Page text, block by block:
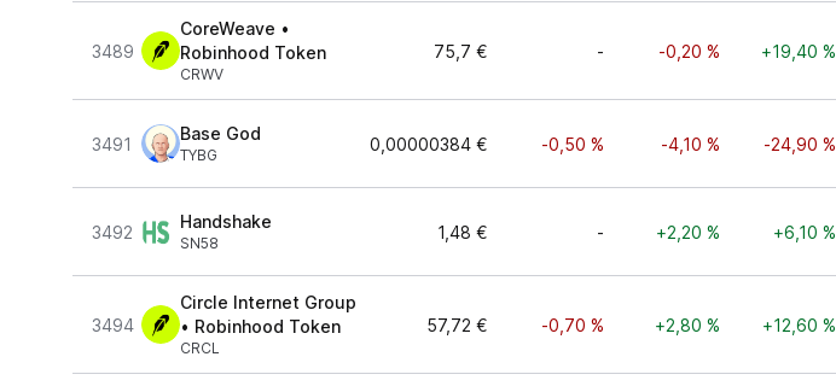
3489
CoreWeave •
Robinhood Token
CRWV
75,7 € - -0,20 % +19,40 %
3491
Base God
TYBG
0,00000384 € -0,50 % -4,10 % -24,90 %
3492
Handshake
SN58
1,48 € - +2,20 % +6,10 %
3494
Circle Internet Group
• Robinhood Token
CRCL
57,72 € -0,70 % +2,80 % +12,60 %